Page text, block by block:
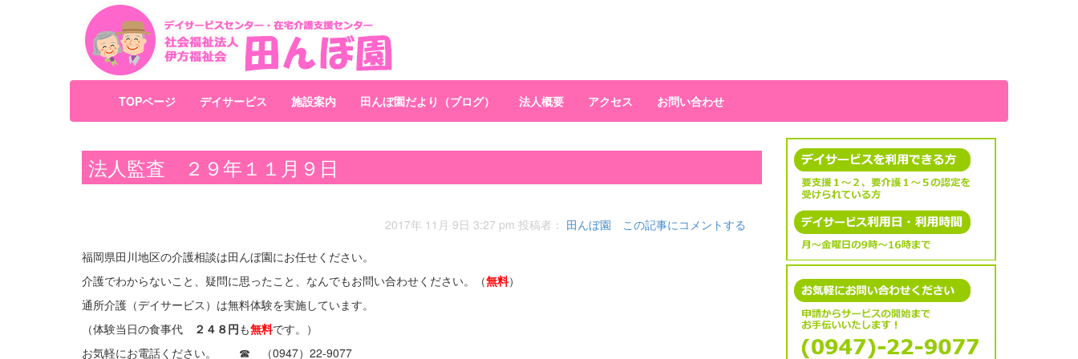
TOPページ デイサービス 施設案内 田んぼ園だより（ブログ） 法人概要 アクセス お問い合わせ
法人監査 ２９年１１月９日
2017年 11月 9日 3:27 pm 投稿者： 田んぼ園
この記事にコメントする
福岡県田川地区の介護相談は田んぼ園にお任せください。
介護でわからないこと、疑問に思ったこと、なんでもお問い合わせください。（無料）
通所介護（デイサービス）は無料体験を実施しています。
（体験当日の食事代
２４８円も無料です。）
お気軽にお電話ください。 ☎ （0947）22-9077